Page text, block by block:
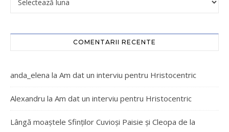
COMENTARII RECENTE
anda_elena la Am dat un interviu pentru Hristocentric
Alexandru la Am dat un interviu pentru Hristocentric
Lângă moaștele Sfinților Cuvioși Paisie și Cleopa de la